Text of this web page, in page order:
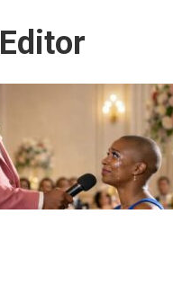
Editor